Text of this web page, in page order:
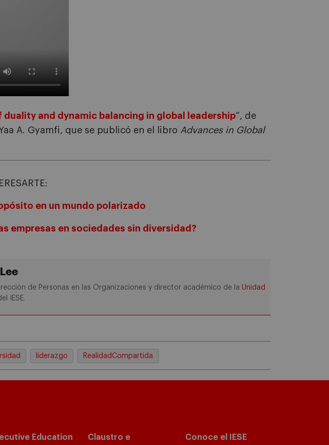
duality and dynamic balancing in global leadership”, de
A. Gyamfi, que se publicó en el libro Advances in Global
en un mundo polarizado
empresas en sociedades sin diversidad?
de Personas en las Organizaciones y director académico de la Unidad
IESE.
liderazgo RealidadCompartida
Education
Claustro e
Conoce el IESE